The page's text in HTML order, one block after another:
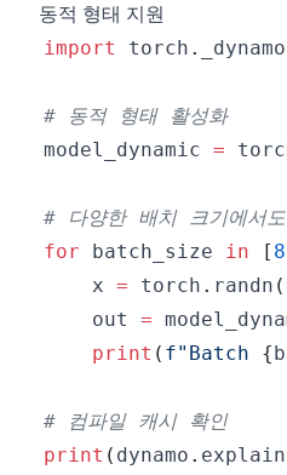
동적 형태 지원
import torch . _dynamo
# 동적 형태 활성화
model_dynamic =
# 다양한 배치 크기에서
for batch_size in [ 8
    x
= torch . randn (
    out
=
print ( f"Batch {
# 컴파일 캐시 확인
print ( dynamo . explain